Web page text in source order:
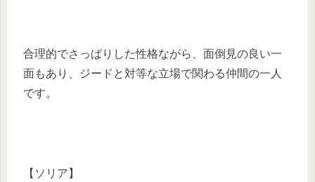
合理的でさっぱりした性格ながら、面倒見の良い一
面もあり、ジードと対等な立場で関わる仲間の一人
です。
【ソリア】